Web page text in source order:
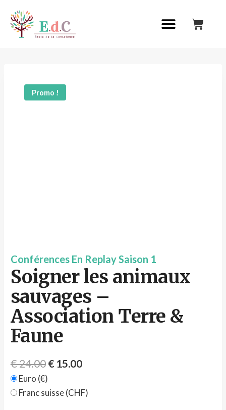
Promo !
Conférences En Replay Saison 1
Soigner les animaux
sauvages –
Association Terre &
Faune
€24.00 €15.00
Euro (€)
Franc suisse (CHF)